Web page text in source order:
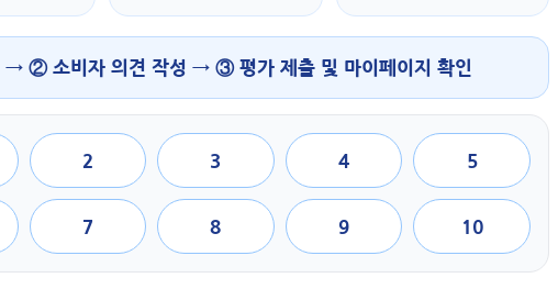
② 소비자 의견 작성 → ③ 평가 제출 및 마이페이지 확인
2 3 4 5
7 8 9 10